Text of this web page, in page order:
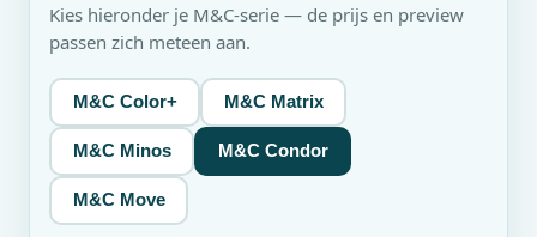
Kies hieronder je M&C-serie — de prijs en preview
passen zich meteen aan.
M&C Color+ M&C Matrix
M&C Minos M&C Condor
M&C Move